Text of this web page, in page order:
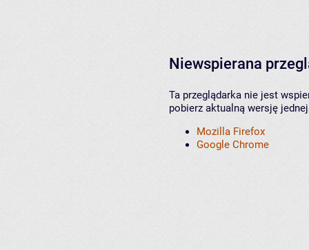
Niewspierana
Ta przeglądarka nie jest
pobierz aktualną wersję
Mozilla Firefox
Google Chrome